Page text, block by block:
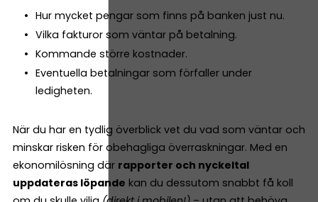
Hur mycket pengar som finns på banken just nu.
Vilka fakturor som väntar på betalning.
Kommande större kostnader.
Eventuella betalningar som förfaller under
ledigheten.
När du har en tydlig överblick vet du vad som väntar och
minskar risken för obehagliga överraskningar. Med en
ekonomilösning där rapporter och nyckeltal
uppdateras löpande kan du dessutom snabbt få koll